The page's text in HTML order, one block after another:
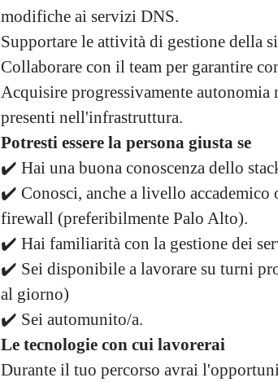
modifiche ai servizi DNS.
Supportare le attività di gestione della
Collaborare con il team per garantire
Acquisire progressivamente
presenti nell'infrastruttura.
Potresti essere la persona giusta se
✔️ Hai una buona conoscenza dello
✔️ Conosci, anche a livello accademico
firewall (preferibilmente Palo Alto).
✔️ Hai familiarità con la gestione dei
✔️ Sei disponibile a lavorare su turni
al giorno)
✔️ Sei automunito/a.
Le tecnologie con cui lavorerai
Durante il tuo percorso avrai